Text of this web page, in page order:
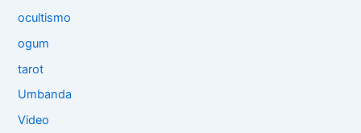
ocultismo
ogum
tarot
Umbanda
Video